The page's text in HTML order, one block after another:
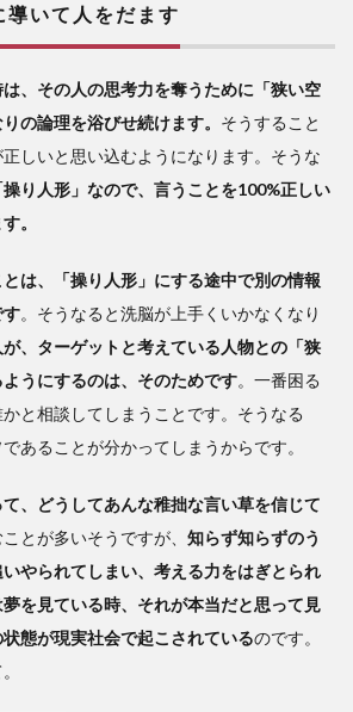
いて人をだます
、その人の思考力を奪うために「狭い空
の論理を浴びせ続けます。 そうすること
しいと思い込むようになります。そうな
り人形」なので、言うことを100%正しい
。
は、「操り人形」にする途中で別の情報
す。そうなると洗脳が上手くいかなくなり
、ターゲットと考えている人物との「狭
うにするのは、そのためです。一番困る
と相談してしまうことです。そうなる
あることが分かってしまうからです。
、どうしてあんな稚拙な言い草を信じて
とが多いそうですが、 知らず知らずのう
やられてしまい、考える力をはぎとられ
夢を見ている時、それが本当だと思って見
状態が現実社会で起こされているのです。